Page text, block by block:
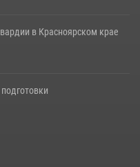
в Красноярском крае